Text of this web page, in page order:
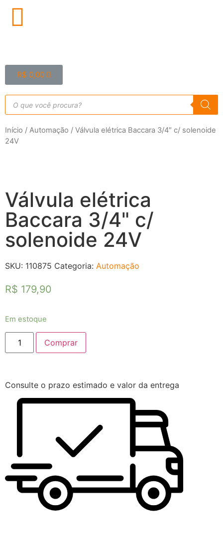
R$ 0,00
Início / Automação / Válvula elétrica Baccara 3/4″ c/ solenoide
24V
Válvula elétrica
Baccara 3/4" c/
solenoide 24V
SKU: 110875 Categoria: Automação
R$ 179,90
Em estoque
Comprar
Consulte o prazo estimado e valor da entrega